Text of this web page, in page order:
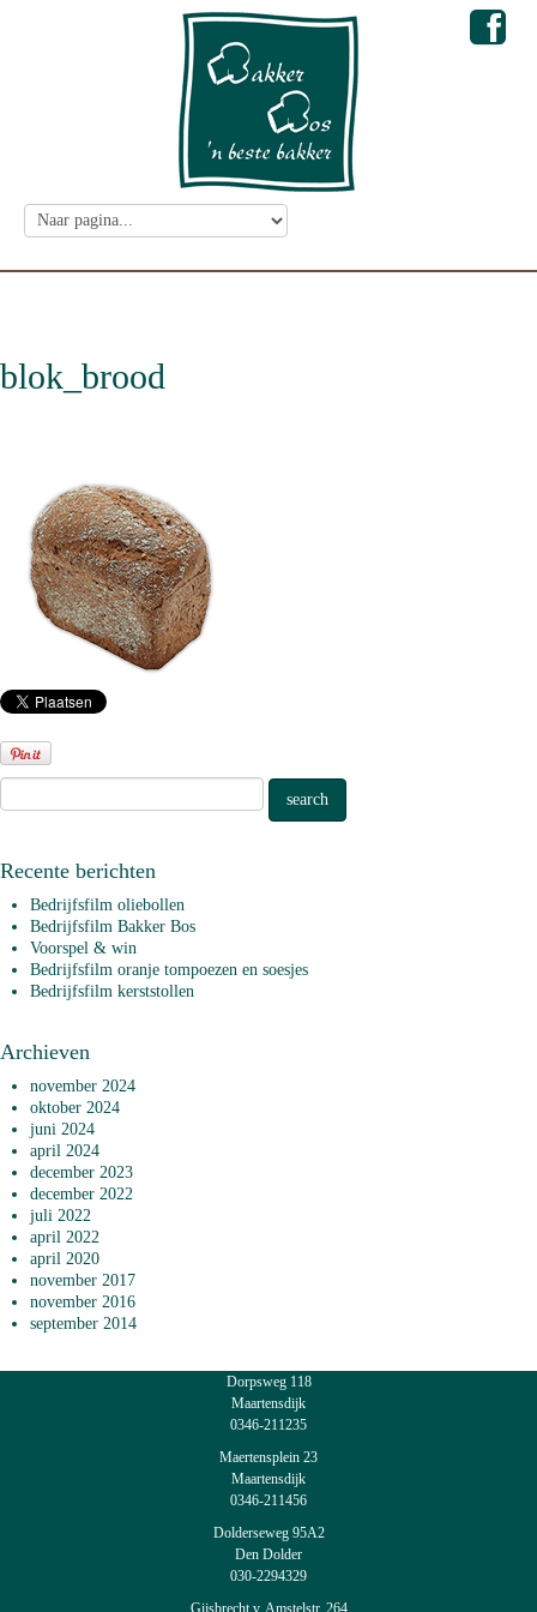
blok_brood
Recente berichten
Bedrijfsfilm oliebollen
Bedrijfsfilm Bakker Bos
Voorspel & win
Bedrijfsfilm oranje tompoezen en soesjes
Bedrijfsfilm kerststollen
Archieven
november 2024
oktober 2024
juni 2024
april 2024
december 2023
december 2022
juli 2022
april 2022
april 2020
november 2017
november 2016
september 2014
Dorpsweg 118
Maartensdijk
0346-211235
Maertensplein 23
Maartensdijk
0346-211456
Dolderseweg 95A2
Den Dolder
030-2294329
Gijsbrecht v. Amstelstr. 264